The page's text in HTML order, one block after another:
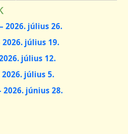
2026. július 26.
2026. július 19.
július 12.
2026. július 5.
2026. június 28.